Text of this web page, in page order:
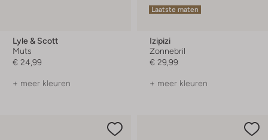
Lyle & Scott
Muts
€ 24,99
+ meer kleuren
Laatste maten
Izipizi
Zonnebril
€ 29,99
+ meer kleuren